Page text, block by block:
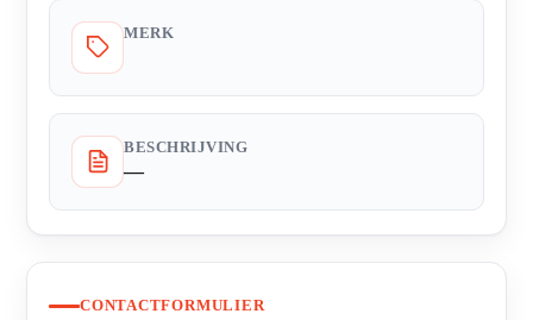
MERK
BESCHRIJVING
—
CONTACTFORMULIER